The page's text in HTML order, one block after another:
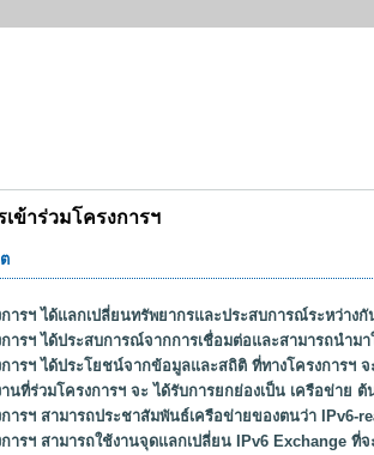
ข้าร่วมโครงการฯ
ารฯ ได้แลกเปลี่ยนทรัพยากรและประสบการณ์ระหว่างกั
ารฯ ได้ประสบการณ์จากการเชื่อมต่อและสามารถนำมา
ารฯ ได้ประโยชน์จากข้อมูลและสถิติ ที่ทางโครงการฯ
นที่ร่วมโครงการฯ จะ ได้รับการยกย่องเป็น เครือข่าย
ารฯ สามารถประชาสัมพันธ์เครือข่ายของตนว่า
ารฯ สามารถใช้งานจุดแลกเปลี่ยน IPv6 Exchange